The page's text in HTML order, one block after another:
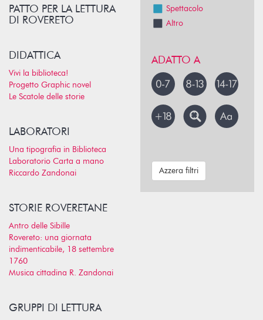
PATTO PER LA LETTURA
DI ROVERETO
DIDATTICA
Vivi la biblioteca!
Progetto Graphic novel
Le Scatole delle storie
LABORATORI
Una tipografia in Biblioteca
Laboratorio Carta a mano
Riccardo Zandonai
STORIE ROVERETANE
Antro delle Sibille
Rovereto: una giornata
indimenticabile, 18 settembre
1760
Musica cittadina R. Zandonai
GRUPPI DI LETTURA
Spettacolo
Altro
ADATTO A
Azzera filtri